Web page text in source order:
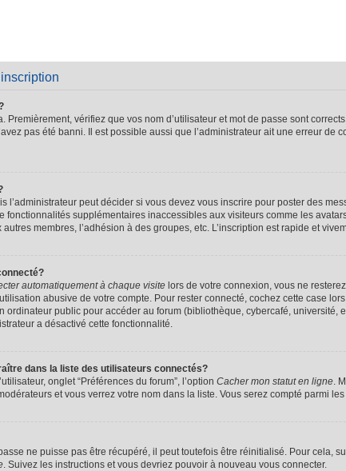
vérifiez que vos nom d’utilisateur et mot de passe sont
pas été banni. Il est possible aussi que l’administrateur ait une erreur de
l’administrateur peut décider si vous devez vous inscrire pour poster des
fonctionnalités supplémentaires inaccessibles aux visiteurs comme les
membres, l’adhésion à des groupes, etc. L’inscription est rapide et
automatiquement à chaque visite lors de votre connexion, vous ne
abusive de votre compte. Pour rester connecté, cochez cette case
ordinateur public pour accéder au forum (bibliothèque, cybercafé, université,
a désactivé cette fonctionnalité.
dans la liste des utilisateurs connectés?
onglet “Préférences du forum”, l’option Cacher mon statut en ligne.
et vous verrez votre nom dans la liste. Vous serez compté parmi
ne puisse pas être récupéré, il peut toutefois être réinitialisé. Pour cela,
. Suivez les instructions et vous devriez pouvoir à nouveau vous connecter.